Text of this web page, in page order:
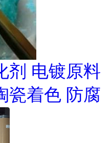
剂 电镀原料
瓷着色 防腐